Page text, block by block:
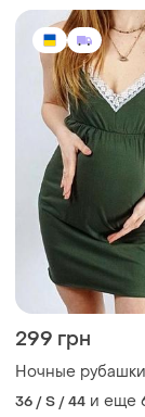
299 грн
Ночные рубашки
36 / S / 44 и еще